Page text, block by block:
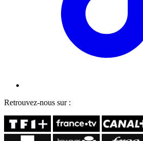
Retrouvez-nous sur :